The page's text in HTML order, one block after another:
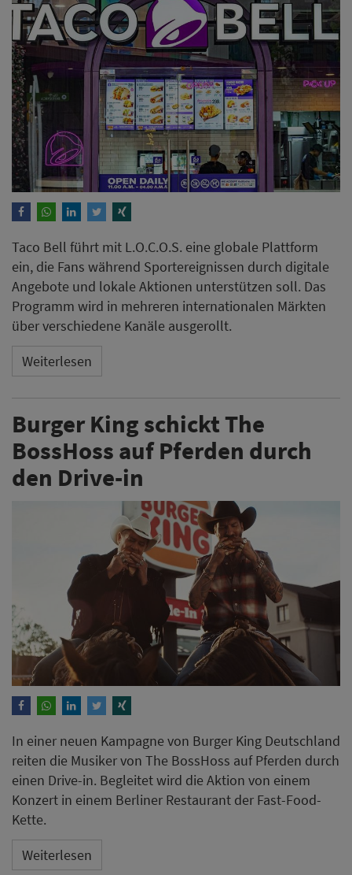
Taco Bell führt mit L.O.C.O.S. eine globale Plattform
ein, die Fans während Sportereignissen durch digitale
Angebote und lokale Aktionen unterstützen soll. Das
Programm wird in mehreren internationalen Märkten
über verschiedene Kanäle ausgerollt.
Weiterlesen
Burger King schickt The
BossHoss auf Pferden durch
den Drive-in
In einer neuen Kampagne von Burger King Deutschland
reiten die Musiker von The BossHoss auf Pferden durch
einen Drive-in. Begleitet wird die Aktion von einem
Konzert in einem Berliner Restaurant der Fast-Food-
Kette.
Weiterlesen